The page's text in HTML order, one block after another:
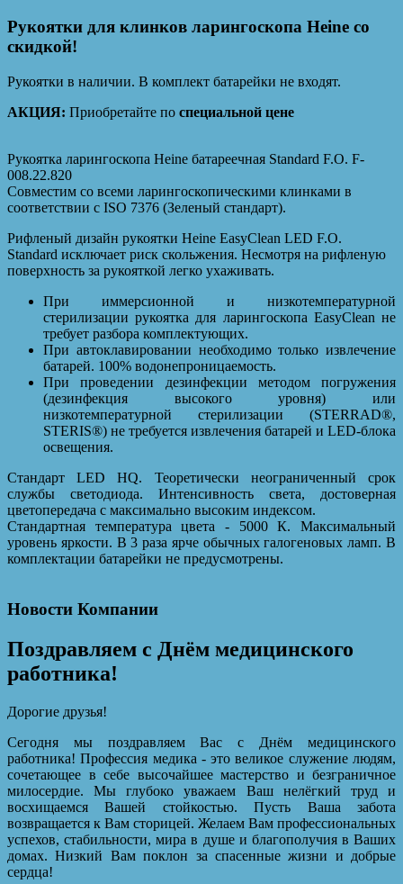
Рукоятки для клинков ларингоскопа Heine со
скидкой!
Рукоятки в наличии. В комплект батарейки не входят.
АКЦИЯ: Приобретайте по специальной цене
Рукоятка ларингоскопа Heine батареечная Standard F.O. F-
008.22.820
Совместим со всеми ларингоскопическими клинками в
соответствии с ISO 7376 (Зеленый стандарт).
Рифленый дизайн рукоятки Heine EasyClean LED F.O.
Standard исключает риск скольжения. Несмотря на рифленую
поверхность за рукояткой легко ухаживать.
При иммерсионной и низкотемпературной
стерилизации рукоятка для ларингоскопа EasyClean не
требует разбора комплектующих.
При автоклавировании необходимо только извлечение
батарей. 100% водонепроницаемость.
При проведении дезинфекции методом погружения
(дезинфекция высокого уровня) или
низкотемпературной стерилизации (STERRAD®,
STERIS®) не требуется извлечения батарей и LED-блока
освещения.
Стандарт LED HQ. Теоретически неограниченный срок
службы светодиода. Интенсивность света, достоверная
цветопередача с максимально высоким индексом.
Стандартная температура цвета - 5000 К. Максимальный
уровень яркости. В 3 раза ярче обычных галогеновых ламп. В
комплектации батарейки не предусмотрены.
Новости Компании
Поздравляем с Днём медицинского
работника!
Дорогие друзья!
Сегодня мы поздравляем Вас с Днём медицинского
работника! Профессия медика - это великое служение людям,
сочетающее в себе высочайшее мастерство и безграничное
милосердие. Мы глубоко уважаем Ваш нелёгкий труд и
восхищаемся Вашей стойкостью. Пусть Ваша забота
возвращается к Вам сторицей. Желаем Вам профессиональных
успехов, стабильности, мира в душе и благополучия в Ваших
домах. Низкий Вам поклон за спасенные жизни и добрые
сердца!